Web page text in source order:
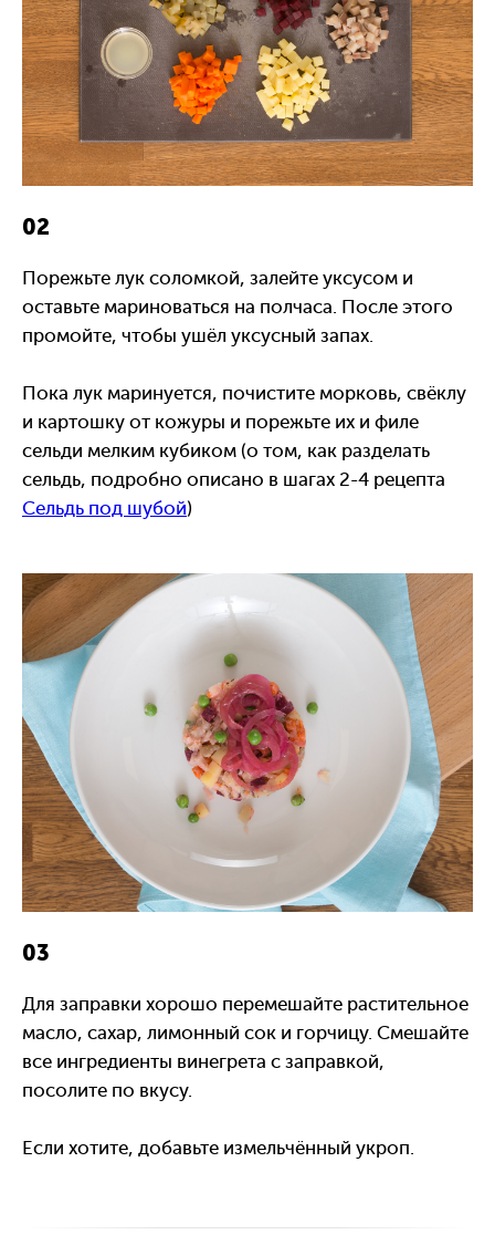
02
Порежьте лук соломкой, залейте уксусом и
оставьте мариноваться на полчаса. После этого
промойте, чтобы ушёл уксусный запах.
Пока лук маринуется, почистите морковь, свёклу
и картошку от кожуры и порежьте их и филе
сельди мелким кубиком (о том, как разделать
сельдь, подробно описано в шагах 2-4 рецепта
Сельдь под шубой)
03
Для заправки хорошо перемешайте растительное
масло, сахар, лимонный сок и горчицу. Смешайте
все ингредиенты винегрета с заправкой,
посолите по вкусу.
Если хотите, добавьте измельчённый укроп.